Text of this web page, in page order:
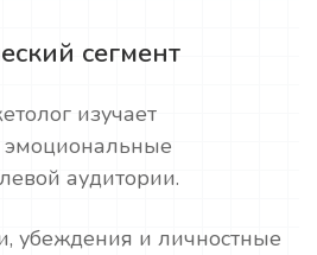
сегмент
изучает
эмоциональные
аудитории.
убеждения и личностные